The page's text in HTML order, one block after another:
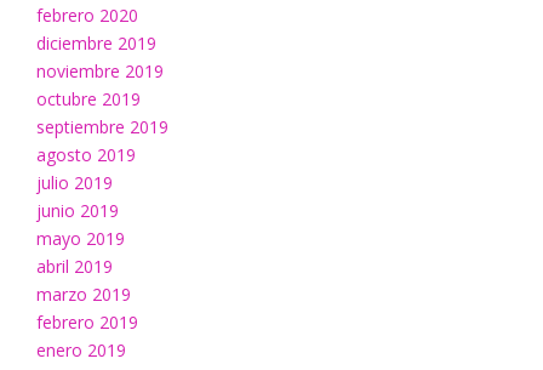
febrero 2020
diciembre 2019
noviembre 2019
octubre 2019
septiembre 2019
agosto 2019
julio 2019
junio 2019
mayo 2019
abril 2019
marzo 2019
febrero 2019
enero 2019